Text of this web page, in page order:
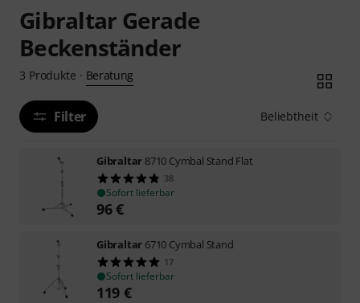
Gibraltar Gerade
Beckenständer
3 Produkte · Beratung
Filter Beliebtheit
Gibraltar 8710 Cymbal Stand Flat
38
Sofort lieferbar
96€
Gibraltar 6710 Cymbal Stand
17
Sofort lieferbar
119 €